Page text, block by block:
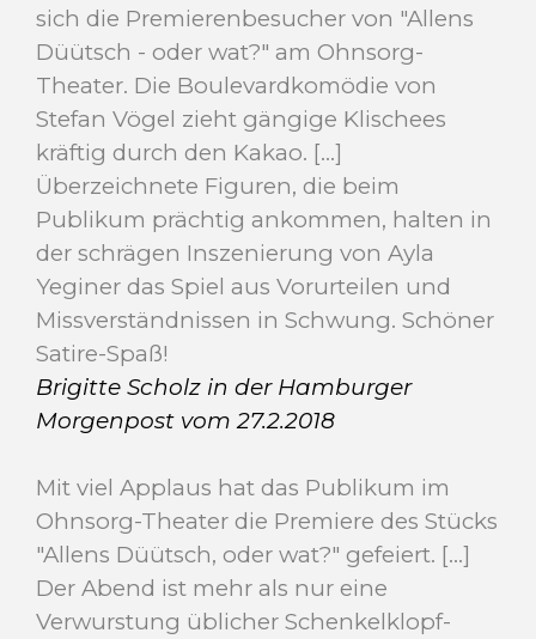
sich die Premierenbesucher von "Allens
Düütsch - oder wat?" am Ohnsorg-
Theater. Die Boulevardkomödie von
Stefan Vögel zieht gängige Klischees
kräftig durch den Kakao. [...]
Überzeichnete Figuren, die beim
Publikum prächtig ankommen, halten in
der schrägen Inszenierung von Ayla
Yeginer das Spiel aus Vorurteilen und
Missverständnissen in Schwung. Schöner
Satire-Spaß!
Brigitte Scholz in der Hamburger
Morgenpost vom 27.2.2018
Mit viel Applaus hat das Publikum im
Ohnsorg-Theater die Premiere des Stücks
"Allens Düütsch, oder wat?" gefeiert. [...]
Der Abend ist mehr als nur eine
Verwurstung üblicher Schenkelklopf-